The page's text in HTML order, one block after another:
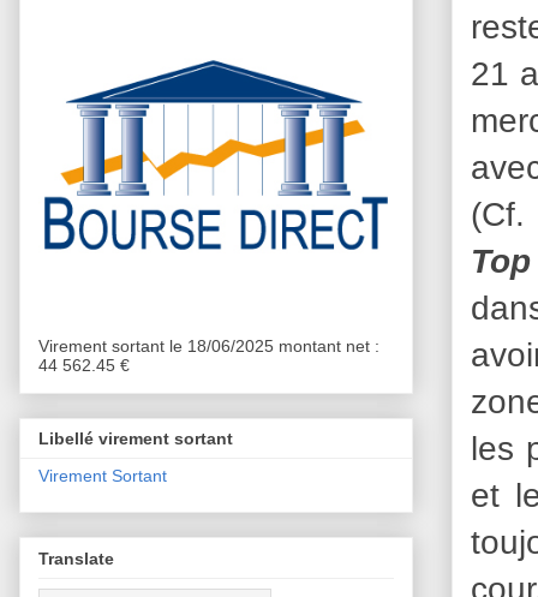
21
(Cf.
les
et
Virement sortant le 18/06/2025 montant net :
44 562.45 €
Libellé virement sortant
Virement Sortant
Translate